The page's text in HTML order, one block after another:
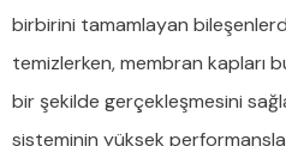
birbirini tamamlayan
temizlerken, membran kapları
bir şekilde gerçekleşmesini
sisteminin yüksek